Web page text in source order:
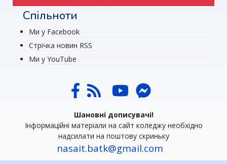
Спільноти
Ми у Facebook
Стрічка новин RSS
Ми у YouTube
Шановні дописувачі!
Інформаційні матеріали на сайт коледжу необхідно
надсилати на поштову скриньку
nasait.batk@gmail.com